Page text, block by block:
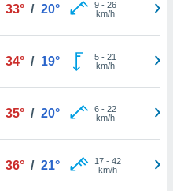
33° / 20° 9- 26
km/h
34° / 19° 5- 21
km/h
35° / 20° 6- 22
km/h
36° / 21° 17- 42
km/h